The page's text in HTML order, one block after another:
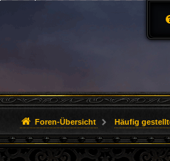
Foren-Übersicht Häufig